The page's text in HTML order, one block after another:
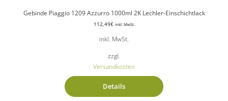
Gebinde Piaggio 1209 Azzurro 1000ml 2K Lechler-Einschichtlack
112,49€ inkl. MwSt.
inkl. MwSt.
zzgl.
Versandkosten
Details